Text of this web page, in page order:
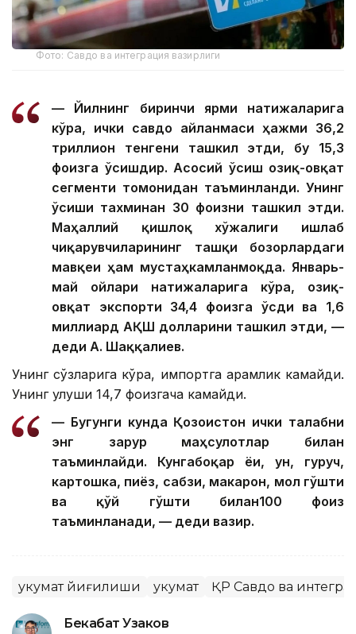
Фото: Савдо ва интеграция вазирлиги
— Йилнинг биринчи ярми натижаларига
кўра, ички савдо айланмаси ҳажми 36,2
триллион тенгени ташкил этди, бу 15,3
фоизга ўсишдир. Асосий ўсиш озиқ-овқат
сегменти томонидан таъминланди. Унинг
ўсиши тахминан 30 фоизни ташкил этди.
Маҳаллий қишлоқ хўжалиги ишлаб
чиқарувчиларининг ташқи бозорлардаги
мавқеи ҳам мустаҳкамланмоқда. Январь-
май ойлари натижаларига кўра, озиқ-
овқат экспорти 34,4 фоизга ўсди ва 1,6
миллиард АҚШ долларини ташкил этди, —
деди А. Шаққалиев.
Унинг сўзларига кўра, импортга қарамлик камайди.
Унинг улуши 14,7 фоизгача камайди.
— Бугунги кунда Қозоғистон ички талабни
энг зарур маҳсулотлар билан
таъминлайди. Кунгабоқар ёғи, ун, гуруч,
картошка, пиёз, сабзи, макарон, мол гўшти
ва қўй гўшти билан100 фоиз
таъминланади, — деди вазир.
Ҳукумат йиғилиши Ҳукумат ҚР Савдо ва
Бекабат Узаков